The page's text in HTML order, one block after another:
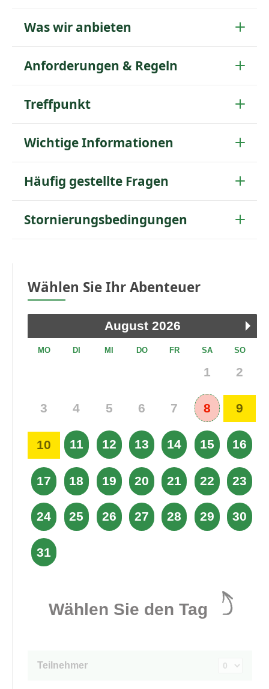
Was wir anbieten
Anforderungen & Regeln
Treffpunkt
Wichtige Informationen
Häufig gestellte Fragen
Stornierungsbedingungen
Wählen Sie Ihr Abenteuer